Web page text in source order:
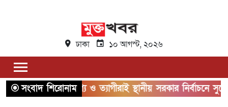
ঢাকা ১০ আগস্ট, ২০২৬
সংবাদ শিরোনাম
যোগ্য ও ত্যাগীরাই স্থানীয় সরকার নির্বাচনে সুযোগ